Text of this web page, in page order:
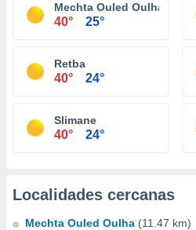
Mechta Ouled Oulha
40° 25°
Retba
40° 24°
Slimane
40° 24°
Localidades cercanas
Mechta Ouled Oulha (11.47 km)